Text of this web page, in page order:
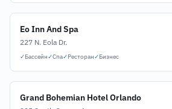
Eo Inn And Spa
227 N. Eola Dr.
✓Бассейн✓Спа✓Ресторан✓Бизнес
Grand Bohemian Hotel Orlando